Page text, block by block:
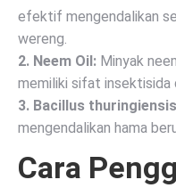
efektif mengendalikan
wereng.
2. Neem Oil: Minyak
memiliki sifat insektisida
3. Bacillus
mengendalikan hama
Cara